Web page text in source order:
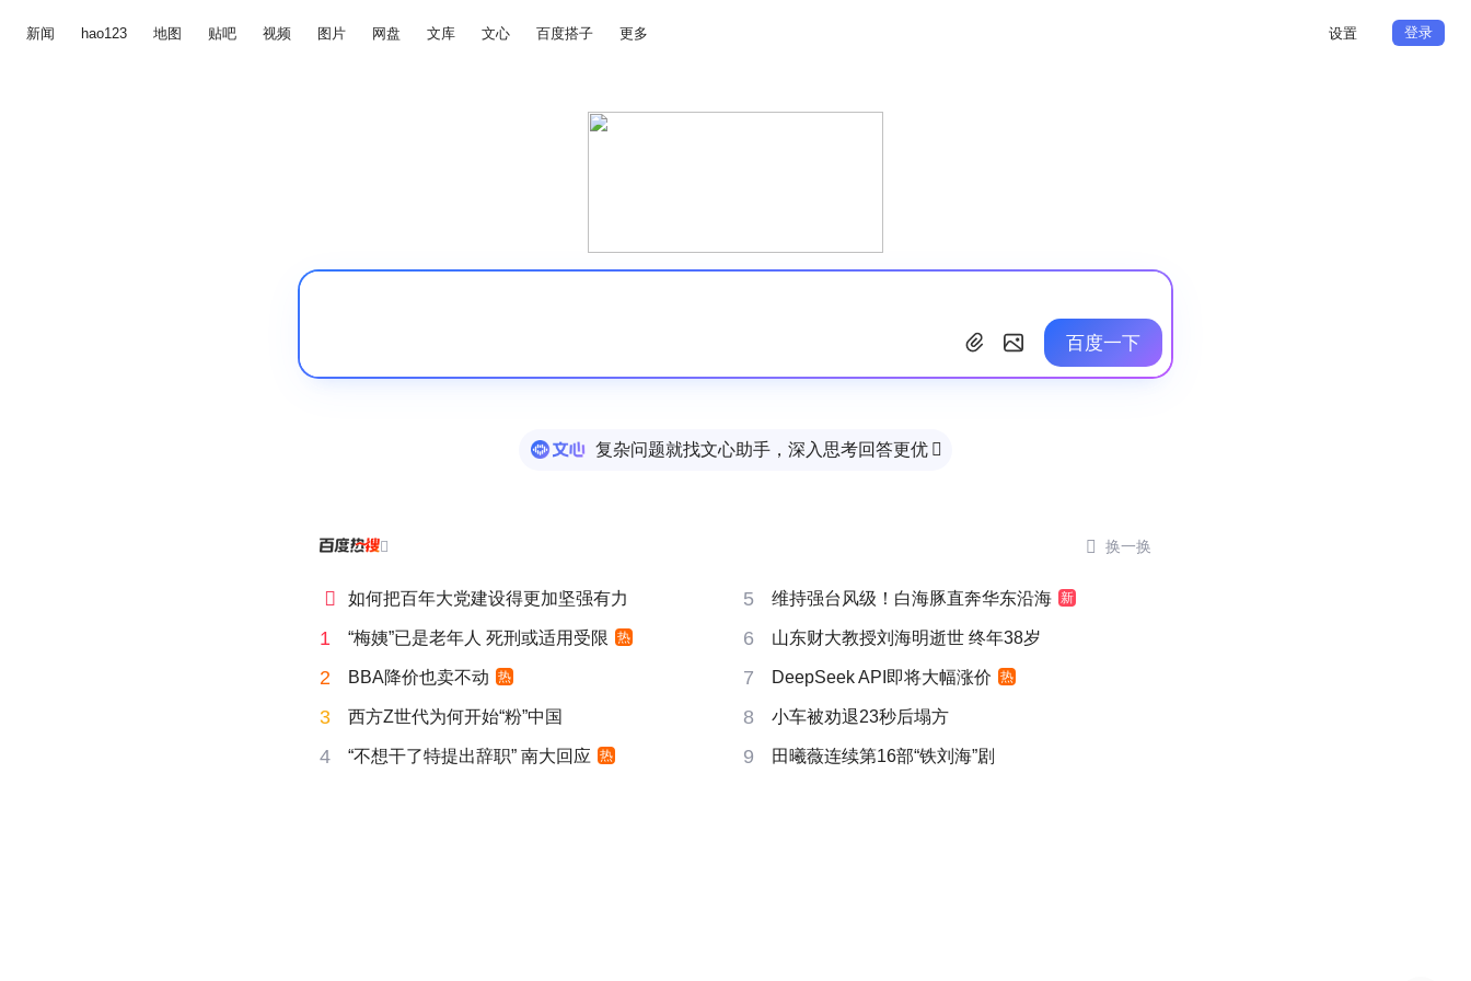
新闻 hao123 地图 贴吧 视频 图片 网盘 文库 文心 百度搭子 更多 设置 登录
百度一下
复杂问题就找文心助手，深入思考回答更优 
  换一换
 如何把百年大党建设得更加坚强有力 5 维持强台风级！白海豚直奔华东沿海 新
1 “梅姨”已是老年人 死刑或适用受限 热 6 山东财大教授刘海明逝世 终年38岁
2 BBA降价也卖不动 热 7 DeepSeek API即将大幅涨价 热
3 西方Z世代为何开始“粉”中国 8 小车被劝退23秒后塌方
4 “不想干了特提出辞职” 南大回应 热 9 田曦薇连续第16部“铁刘海”剧